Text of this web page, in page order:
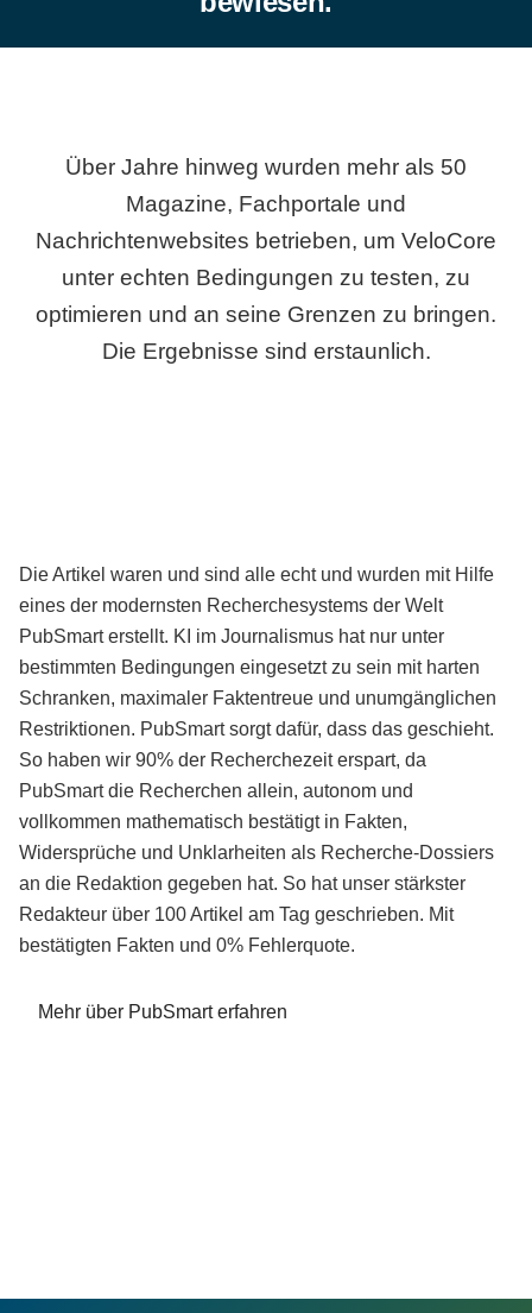
Über Jahre hinweg wurden mehr als 50
Magazine, Fachportale und
Nachrichtenwebsites betrieben, um VeloCore
unter echten Bedingungen zu testen, zu
optimieren und an seine Grenzen zu bringen.
Die Ergebnisse sind erstaunlich.
Die Artikel waren und sind alle echt und wurden mit Hilfe
eines der modernsten Recherchesystems der Welt
PubSmart erstellt. KI im Journalismus hat nur unter
bestimmten Bedingungen eingesetzt zu sein mit harten
Schranken, maximaler Faktentreue und unumgänglichen
Restriktionen. PubSmart sorgt dafür, dass das geschieht.
So haben wir 90% der Recherchezeit erspart, da
PubSmart die Recherchen allein, autonom und
vollkommen mathematisch bestätigt in Fakten,
Widersprüche und Unklarheiten als Recherche-Dossiers
an die Redaktion gegeben hat. So hat unser stärkster
Redakteur über 100 Artikel am Tag geschrieben. Mit
bestätigten Fakten und 0% Fehlerquote.
Mehr über PubSmart erfahren